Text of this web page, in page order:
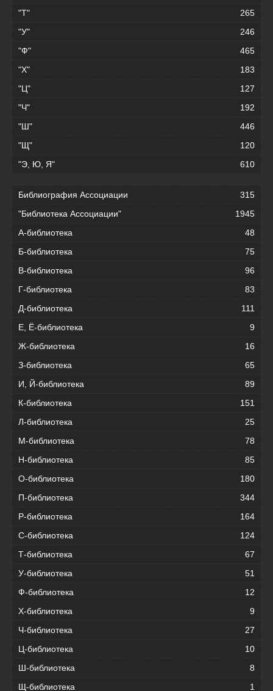
"Т"
265
"У"
246
"Ф"
465
"Х"
183
"Ц"
127
"Ч"
192
"Ш"
446
"Щ"
120
"Э, Ю, Я"
610
Библиография Ассоциации
315
"Библиотека Ассоциации"
1945
А-библиотека
48
Б-библиотека
75
В-библиотека
96
Г-библиотека
83
Д-библиотека
111
Е, Ё-библиотека
9
Ж-библиотека
16
З-библиотека
65
И, Й-библиотека
89
К-библиотека
151
Л-библиотека
25
М-библиотека
78
Н-библиотека
85
О-библиотека
180
П-библиотека
344
Р-библиотека
164
С-библиотека
124
Т-библиотека
67
У-библиотека
51
Ф-библиотека
12
Х-библиотека
9
Ч-библиотека
27
Ц-библиотека
10
Ш-библиотека
8
Щ-библиотека
1